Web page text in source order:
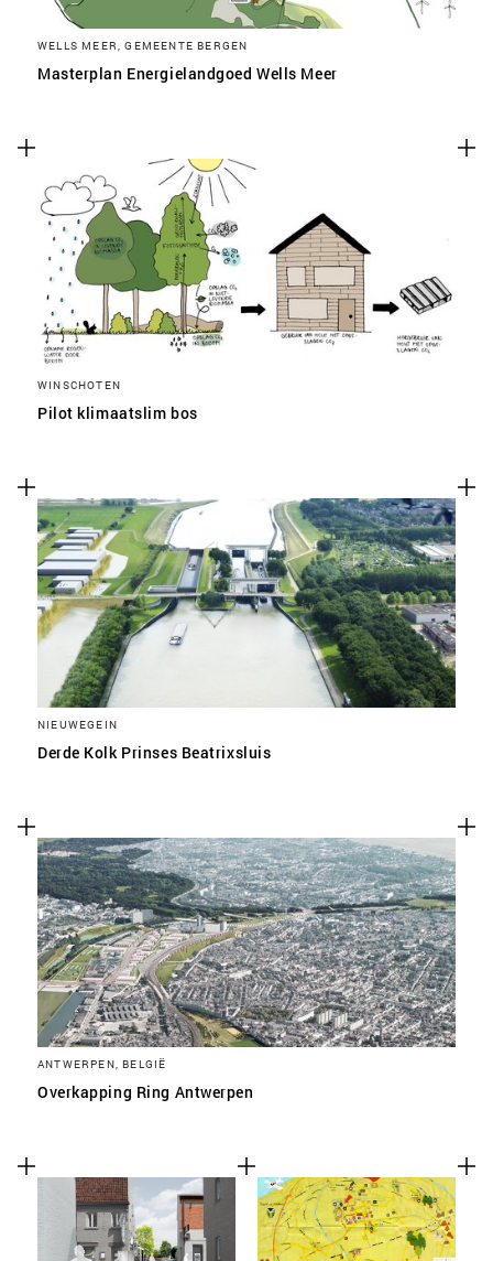
WELLS MEER, GEMEENTE BERGEN
Masterplan Energielandgoed Wells Meer
WINSCHOTEN
Pilot klimaatslim bos
NIEUWEGEIN
Derde Kolk Prinses Beatrixsluis
ANTWERPEN, BELGIË
Overkapping Ring Antwerpen